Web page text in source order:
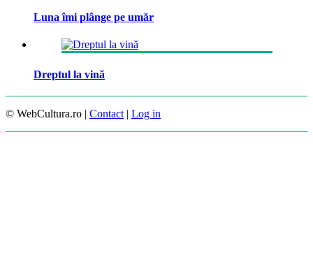
Luna îmi plânge pe umăr
Dreptul la vină
© WebCultura.ro | Contact | Log in